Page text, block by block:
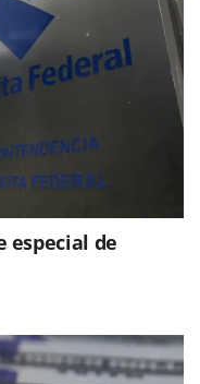
especial de